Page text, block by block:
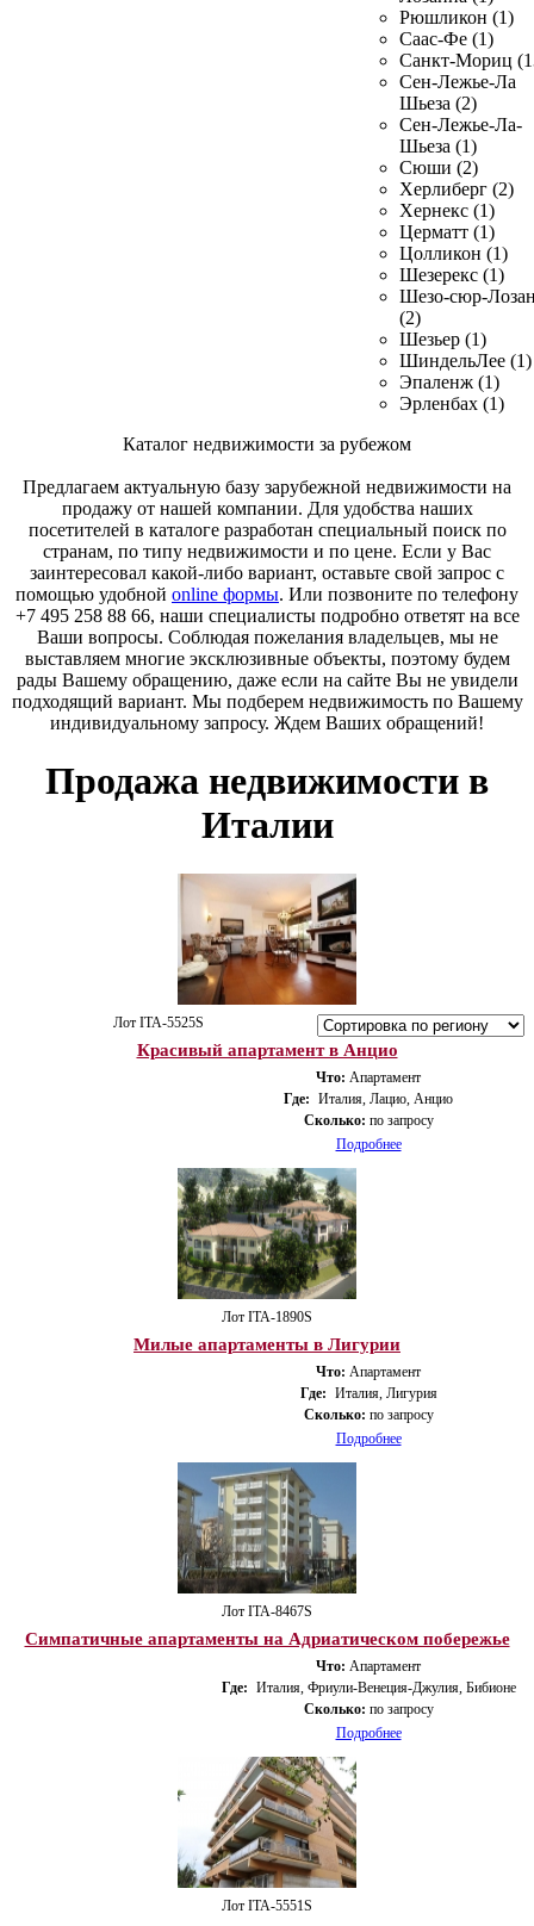
Рюшликон (1)
Саас-Фе (1)
Санкт-Мориц
Сен-Лежье-Ла
Шьеза (2)
Сен-Лежье-Ла-
Шьеза (1)
Сюши (2)
Херлиберг (2)
Хернекс (1)
Церматт (1)
Цолликон (1)
Шезерекс (1)
Шезо-сюр-
(2)
Шезьер (1)
ШиндельЛее (1)
Эпаленж (1)
Эрленбах (1)
Каталог недвижимости за рубежом
Предлагаем актуальную базу зарубежной недвижимости на
продажу от нашей компании. Для удобства наших
посетителей в каталоге разработан специальный поиск по
странам, по типу недвижимости и по цене. Если у Вас
заинтересовал какой-либо вариант, оставьте свой запрос с
помощью удобной online формы. Или позвоните по телефону
+7 495 258 88 66, наши специалисты подробно ответят на все
Ваши вопросы. Соблюдая пожелания владельцев, мы не
выставляем многие эксклюзивные объекты, поэтому будем
рады Вашему обращению, даже если на сайте Вы не увидели
подходящий вариант. Мы подберем недвижимость по Вашему
индивидуальному запросу. Ждем Ваших обращений!
Продажа недвижимости в
Италии
Лот ITA-5525S
Красивый апартамент в Анцио
Что: Апартамент
Где: Италия, Лацио, Анцио
Сколько: по запросу
Подробнее
Лот ITA-1890S
Милые апартаменты в Лигурии
Что: Апартамент
Где: Италия, Лигурия
Сколько: по запросу
Подробнее
Лот ITA-8467S
Симпатичные апартаменты на Адриатическом побережье
Что: Апартамент
Где: Италия, Фриули-Венеция-Джулия, Бибионе
Сколько: по запросу
Подробнее
Лот ITA-5551S